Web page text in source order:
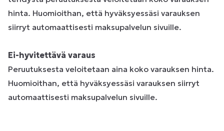
hinta. Huomioithan, että hyväksyessäsi varauksen
siirryt automaattisesti maksupalvelun sivuille.
Ei-hyvitettävä varaus
Peruutuksesta veloitetaan aina koko varauksen hinta.
Huomioithan, että hyväksyessäsi varauksen siirryt
automaattisesti maksupalvelun sivuille.